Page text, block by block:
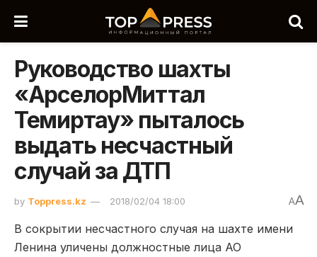
Руководство шахты
«АрселорМиттал
Темиртау» пыталось
выдать несчастный
случай за ДТП
by Toppress.kz 2018/02/04 18:00 AA
В сокрытии несчастного случая на шахте имени
Ленина уличены должностные лица АО